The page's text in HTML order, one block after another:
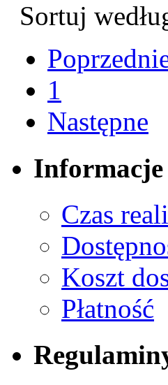
Sortuj
1
Następne
Informacje
Czas
Koszt
Płatność